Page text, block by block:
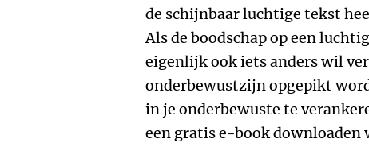
de schijnbaar luchtige tekst
Als de boodschap op een
eigenlijk ook iets anders wil
onderbewustzijn opgepikt
in je onderbewuste te
een gratis e-book downloaden